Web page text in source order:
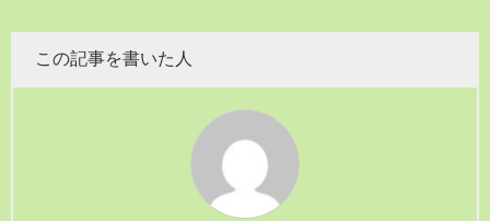
この記事を書いた人